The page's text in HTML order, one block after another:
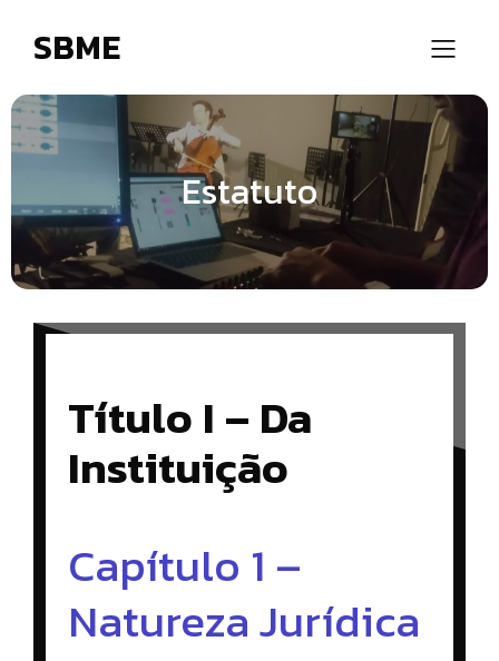
SBME
Estatuto
Título I – Da
Instituição
Capítulo 1 –
Natureza Jurídica